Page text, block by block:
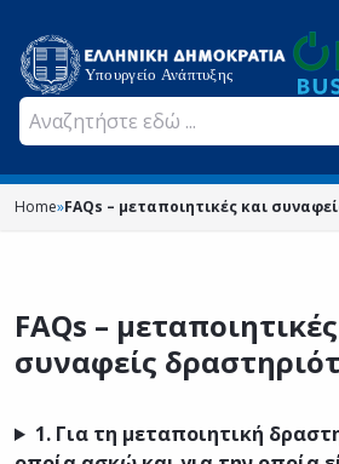
Home»FAQs – μεταποιητικές και
FAQs –
συναφείς
1. Για τη μεταποιητική